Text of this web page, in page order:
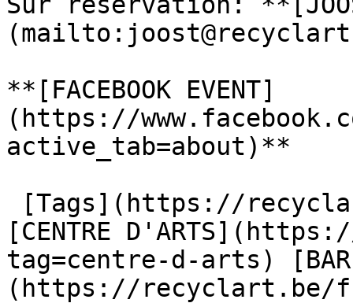
**[FACEBOOK EVENT]
(https://
active_tab=about)**
[CENTRE
tag=centre-d-arts) [BAR
(https://recyclart.be/